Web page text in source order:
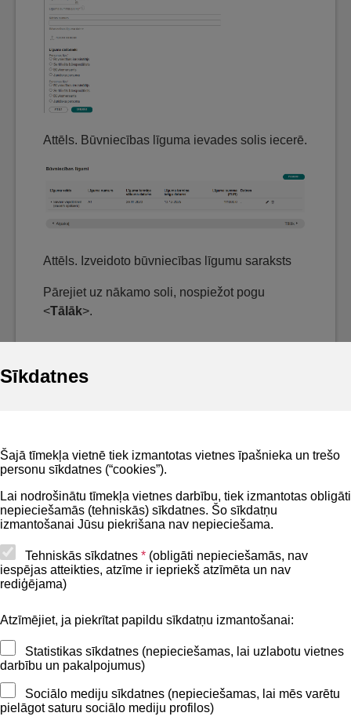
Sīkdatnes
Šajā tīmekļa vietnē tiek izmantotas vietnes īpašnieka un trešo
personu sīkdatnes (“cookies”).
Lai nodrošinātu tīmekļa vietnes darbību, tiek izmantotas obligāti
nepieciešamās (tehniskās) sīkdatnes. Šo sīkdatņu
izmantošanai Jūsu piekrišana nav nepieciešama.
Tehniskās sīkdatnes * (obligāti nepieciešamās, nav
iespējas atteikties, atzīme ir iepriekš atzīmēta un nav
rediģējama)
Atzīmējiet, ja piekrītat papildu sīkdatņu izmantošanai:
Statistikas sīkdatnes (nepieciešamas, lai uzlabotu vietnes
darbību un pakalpojumus)
Sociālo mediju sīkdatnes (nepieciešamas, lai mēs varētu
pielāgot saturu sociālo mediju profilos)
Attēls. Būvniecības līguma ievades solis iecerē.
Attēls. Izveidoto būvniecības līgumu saraksts
Pārejiet uz nākamo soli, nospiežot pogu
<Tālāk>.
Privātuma politika
Lapas karte
Piekļūstamības paziņojums
Kontakti
BIS atbalsta dienesta tālrunis:
Sekojiet mums